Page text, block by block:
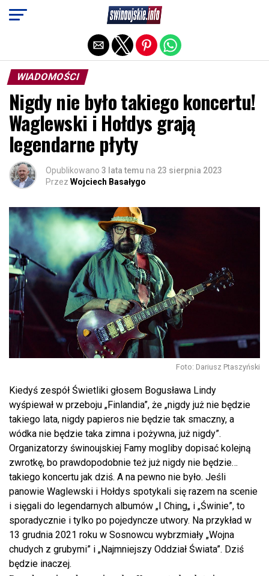
WIADOMOŚCI
Nigdy nie było takiego koncertu!
Waglewski i Hołdys grają
legendarne płyty
Opublikowano 3 lata temu na 23 sierpnia 2023
Przez Wojciech Basałygo
Foto: Dariusz Ptaszyński
Kiedyś zespół Świetliki głosem Bogusława Lindy
wyśpiewał w przeboju „Finlandia”, że „nigdy już nie będzie
takiego lata, nigdy papieros nie będzie tak smaczny, a
wódka nie będzie taka zimna i pożywna, już nigdy”.
Organizatorzy świnoujskiej Famy mogliby dopisać kolejną
zwrotkę, bo prawdopodobnie też już nigdy nie będzie…
takiego koncertu jak dziś. A na pewno nie było. Jeśli
panowie Waglewski i Hołdys spotykali się razem na scenie
i sięgali do legendarnych albumów „I Ching„ i „Świnie”, to
sporadycznie i tylko po pojedyncze utwory. Na przykład w
13 grudnia 2021 roku w Sosnowcu wybrzmiały „Wojna
chudych z grubymi” i „Najmniejszy Oddział Świata”. Dziś
będzie inaczej.
Exit mobile version